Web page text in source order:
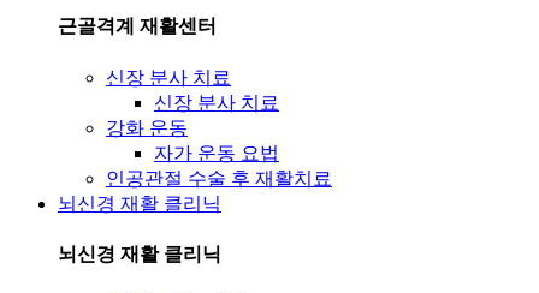
근골격계 재활센터
신장 분사 치료
신장 분사 치료
강화 운동
자가 운동 요법
인공관절 수술 후 재활치료
뇌신경 재활 클리닉
뇌신경 재활 클리닉